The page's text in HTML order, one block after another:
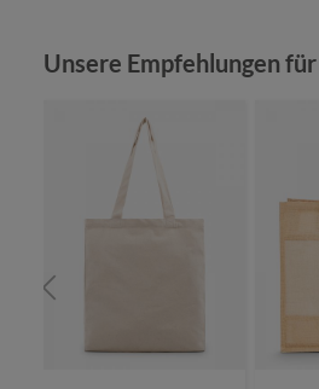
Produktgalerie überspringen
Unsere Empfehlungen für